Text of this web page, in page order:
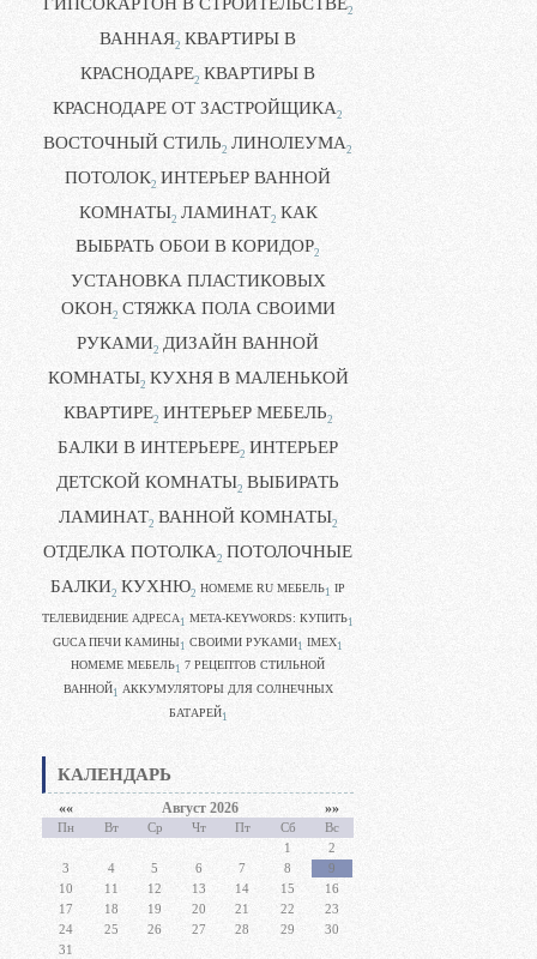
2
ВАННАЯ2 КВАРТИРЫ В
КРАСНОДАРЕ2 КВАРТИРЫ В
КРАСНОДАРЕ ОТ ЗАСТРОЙЩИКА2
ВОСТОЧНЫЙ СТИЛЬ2 ЛИНОЛЕУМА2
ПОТОЛОК2 ИНТЕРЬЕР ВАННОЙ
КОМНАТЫ2 ЛАМИНАТ2 КАК
ВЫБРАТЬ ОБОИ В КОРИДОР2
УСТАНОВКА ПЛАСТИКОВЫХ
ОКОН2 СТЯЖКА ПОЛА СВОИМИ
РУКАМИ2 ДИЗАЙН ВАННОЙ
КОМНАТЫ2 КУХНЯ В МАЛЕНЬКОЙ
КВАРТИРЕ2 ИНТЕРЬЕР МЕБЕЛЬ2
БАЛКИ В ИНТЕРЬЕРЕ2 ИНТЕРЬЕР
ДЕТСКОЙ КОМНАТЫ2 ВЫБИРАТЬ
ЛАМИНАТ2 ВАННОЙ КОМНАТЫ2
ОТДЕЛКА ПОТОЛКА2 ПОТОЛОЧНЫЕ
БАЛКИ2 КУХНЮ2 HOMEME RU МЕБЕЛЬ1 IP
ТЕЛЕВИДЕНИЕ АДРЕСА 1 META-KEYWORDS: КУПИТЬ1
GUCA ПЕЧИ КАМИНЫ1 CВОИМИ РУКАМИ1 IMEX1
HOMEME МЕБЕЛЬ1 7 РЕЦЕПТОВ СТИЛЬНОЙ
ВАННОЙ1 АККУМУЛЯТОРЫ ДЛЯ СОЛНЕЧНЫХ
БАТАРЕЙ1
КАЛЕНДАРЬ
«« Август 2026 »»
Пн Вт Ср Чт Пт Сб
Вс
1
2
3
4 5 6 7 8
9
10
11 12 13 14 15
16
17
18 19 20 21 22
23
24
25 26 27 28 29
30
31